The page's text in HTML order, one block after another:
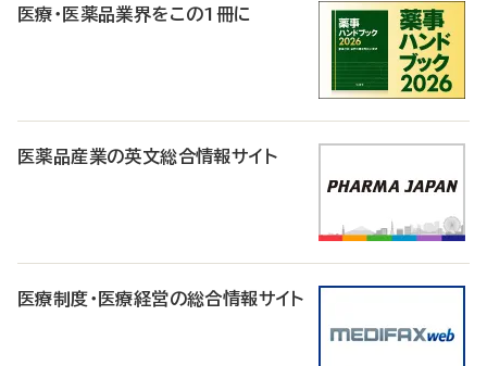
医療・医薬品業界をこの1冊に
医薬品産業の英文総合情報サイト
医療制度・医療経営の総合情報サイト